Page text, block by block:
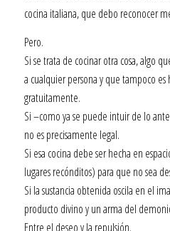
cocina italiana, que debo reconocer
Pero.
Si se trata de cocinar otra cosa, algo
a cualquier persona y que tampoco es
gratuitamente.
Si –como ya se puede intuir de lo
no es precisamente legal.
Si esa cocina debe ser hecha en
lugares recónditos) para que no sea
Si la sustancia obtenida oscila en el
producto divino y un arma del
Entre el deseo y la repulsión.